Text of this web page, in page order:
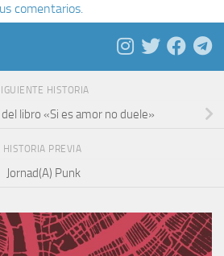
comentarios.
HISTORIA
libro «Si es amor no duele»
HISTORIA PREVIA
Jornad(A) Punk